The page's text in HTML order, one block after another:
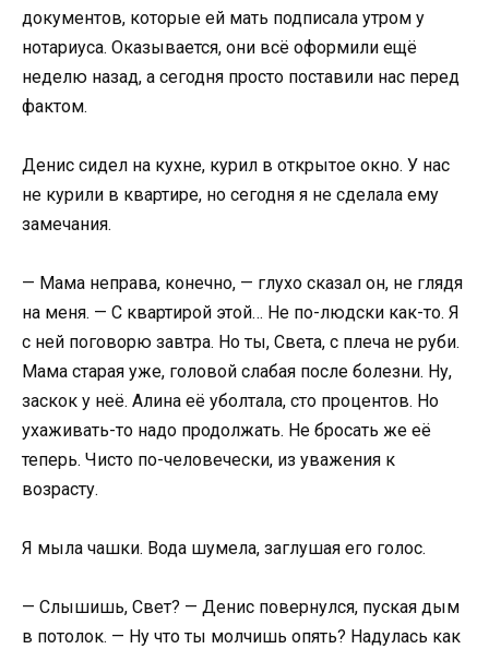
документов, которые ей мать подписала утром у
нотариуса. Оказывается, они всё оформили ещё
неделю назад, а сегодня просто поставили нас перед
фактом.
Денис сидел на кухне, курил в открытое окно. У нас
не курили в квартире, но сегодня я не сделала ему
замечания.
— Мама неправа, конечно, — глухо сказал он, не глядя
на меня. — С квартирой этой… Не по-людски как-то. Я
с ней поговорю завтра. Но ты, Света, с плеча не руби.
Мама старая уже, головой слабая после болезни. Ну,
заскок у неё. Алина её уболтала, сто процентов. Но
ухаживать-то надо продолжать. Не бросать же её
теперь. Чисто по-человечески, из уважения к
возрасту.
Я мыла чашки. Вода шумела, заглушая его голос.
— Слышишь, Свет? — Денис повернулся, пуская дым
в потолок. — Ну что ты молчишь опять? Надулась как